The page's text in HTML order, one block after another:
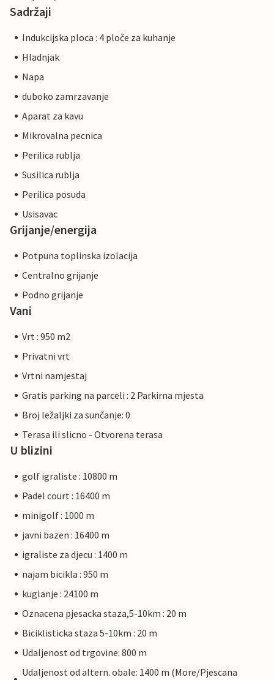
Sadržaji
Indukcijska ploca : 4 ploče za kuhanje
Hladnjak
Napa
duboko zamrzavanje
Aparat za kavu
Mikrovalna pecnica
Perilica rublja
Susilica rublja
Perilica posuda
Usisavac
Grijanje/energija
Potpuna toplinska izolacija
Centralno grijanje
Podno grijanje
Vani
Vrt : 950 m2
Privatni vrt
Vrtni namjestaj
Gratis parking na parceli : 2 Parkirna mjesta
Broj ležaljki za sunčanje: 0
Terasa ili slicno - Otvorena terasa
U blizini
golf igraliste : 10800 m
Padel court : 16400 m
minigolf : 1000 m
javni bazen : 16400 m
igraliste za djecu : 1400 m
najam bicikla : 950 m
kuglanje : 24100 m
Oznacena pjesacka staza,5-10km : 20 m
Biciklisticka staza 5-10km : 20 m
Udaljenost od trgovine: 800 m
Udaljenost od altern. obale: 1400 m (More/Pjescana